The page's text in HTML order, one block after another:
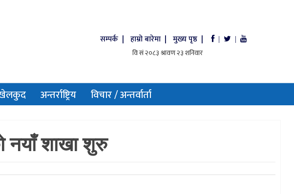
सम्पर्क | हाम्रो बारेमा | मुख्य पृष्ठ | | |
अन्तर्राष्ट्रिय विचार / अन्तर्वार्ता
शाखा शुरु